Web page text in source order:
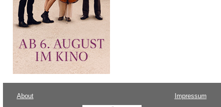
About Impressum